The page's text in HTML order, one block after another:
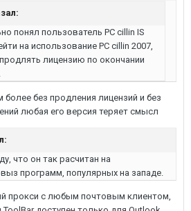
понял пользователь PC cillin IS
на использование PC cillin 2007,
лицензию по окончании
без продления лицензий и без
любая его версия теряет смысл
что он так расчитан на
программ, популярных на западе.
прокси с любым почтовым клиентом,